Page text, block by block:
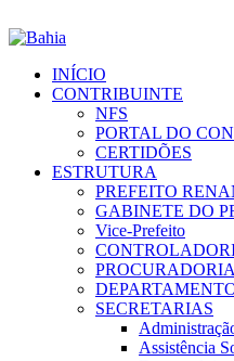
INÍCIO
CONTRIBUINTE
NFS
PORTAL DO
CERTIDÕES
ESTRUTURA
PREFEITO
GABINETE DO
Vice-Prefeito
PROCURADORIA
SECRETARIAS
Assistência